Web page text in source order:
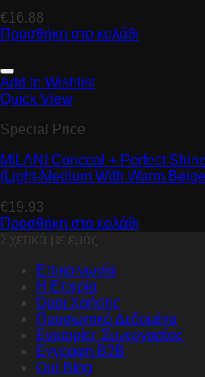
€16.88
Προσθήκη στο καλάθι
Add to Wishlist
Quick View
Special Price
MILANI Conceal + Perfect
(Light-Medium With Warm
€19.93
Προσθήκη στο καλάθι
Σχετικά με εμάς
Επικοινωνία
Η Εταιρία
Όροι Χρήσης
Προσωπικά Δεδομένα
Ευκαιρίες Συνεργασίας
Εγγραφή B2B
Our Blog